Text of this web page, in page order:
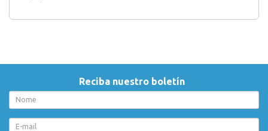
Reciba nuestro boletín